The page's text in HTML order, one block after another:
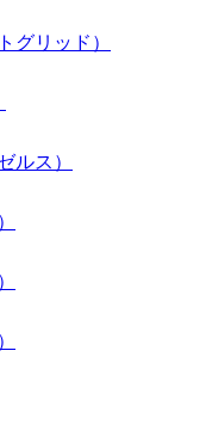
グリッド）
ルス）